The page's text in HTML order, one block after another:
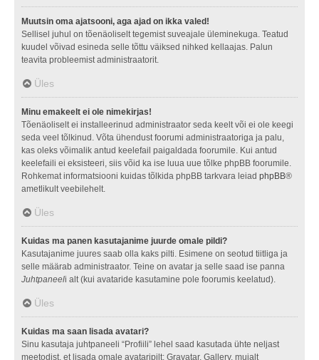
Muutsin oma ajatsooni, aga ajad on ikka valed!
Sellisel juhul on tõenäoliselt tegemist suveajale üleminekuga. Teatud
kuudel võivad esineda selle tõttu väiksed nihked kellaajas. Palun
teavita probleemist administraatorit.
Üles
Minu emakeelt ei ole nimekirjas!
Tõenäoliselt ei installeerinud administraator seda keelt või ei ole keegi
seda veel tõlkinud. Võta ühendust foorumi administraatoriga ja palu,
kas oleks võimalik antud keelefail paigaldada foorumile. Kui antud
keelefaili ei eksisteeri, siis võid ka ise luua uue tõlke phpBB foorumile.
Rohkemat informatsiooni kuidas tõlkida phpBB tarkvara leiad phpBB®
ametlikult veebilehelt.
Üles
Kuidas ma panen kasutajanime juurde omale pildi?
Kasutajanime juures saab olla kaks pilti. Esimene on seotud tiitliga ja
selle määrab administraator. Teine on avatar ja selle saad ise panna
Juhtpaneeli alt (kui avataride kasutamine pole foorumis keelatud).
Üles
Kuidas ma saan lisada avatari?
Sinu kasutaja juhtpaneeli “Profiili” lehel saad kasutada ühte neljast
meetodist, et lisada omale avataripilt: Gravatar, Gallery, mujalt